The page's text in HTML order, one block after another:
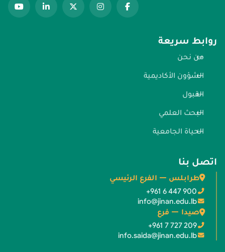
روابط سريعة
من نحن
الشؤون الأكاديمية
القبول
البحث العلمي
الحياة الجامعية
اتصل بنا
طرابلس — الفرع الرئيسي
+961 6 447 900
info@jinan.edu.lb
صيدا — فرع
+961 7 727 209
info.saida@jinan.edu.lb